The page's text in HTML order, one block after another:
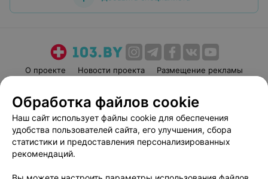
О проекте Новости проекта
Размещение рекламы
Пользовательское соглашение
Способы оплаты
Вакансии
Партнеры
Написать руководителю 103.by
Обработка файлов cookie
Наш сайт использует файлы cookie для обеспечения
удобства пользователей сайта, его улучшения, сбора
статистики и предоставления персонализированных
рекомендаций.